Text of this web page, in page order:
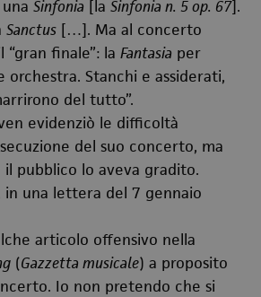
Sinfonia [la Sinfonia n. 5 op. 67].
Sanctus […]. Ma al concerto
“gran finale”: la Fantasia per
Stanchi e assiderati,
del tutto”.
evidenziò le difficoltà
del suo concerto, ma
il pubblico lo aveva gradito.
una lettera del 7 gennaio
articolo offensivo nella
(Gazzetta musicale) a proposito
Io non pretendo che si